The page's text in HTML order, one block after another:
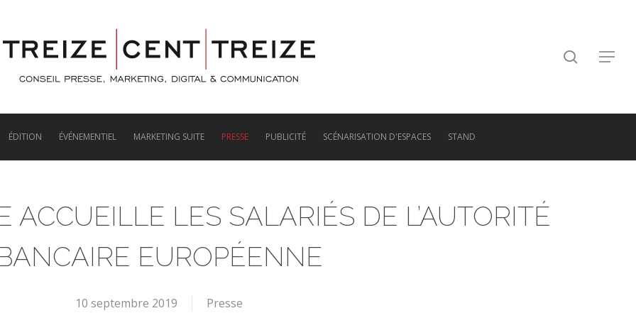
search
Menu
ÉDITION ÉVÉNEMENTIEL MARKETING SUITE PRESSE PUBLICITÉ SCÉNARISATION D'ESPACES STAND
ACCUEILLE LES SALARIÉS DE L’AUTORITÉ
EUROPÉENNE
10 septembre 2019 Presse